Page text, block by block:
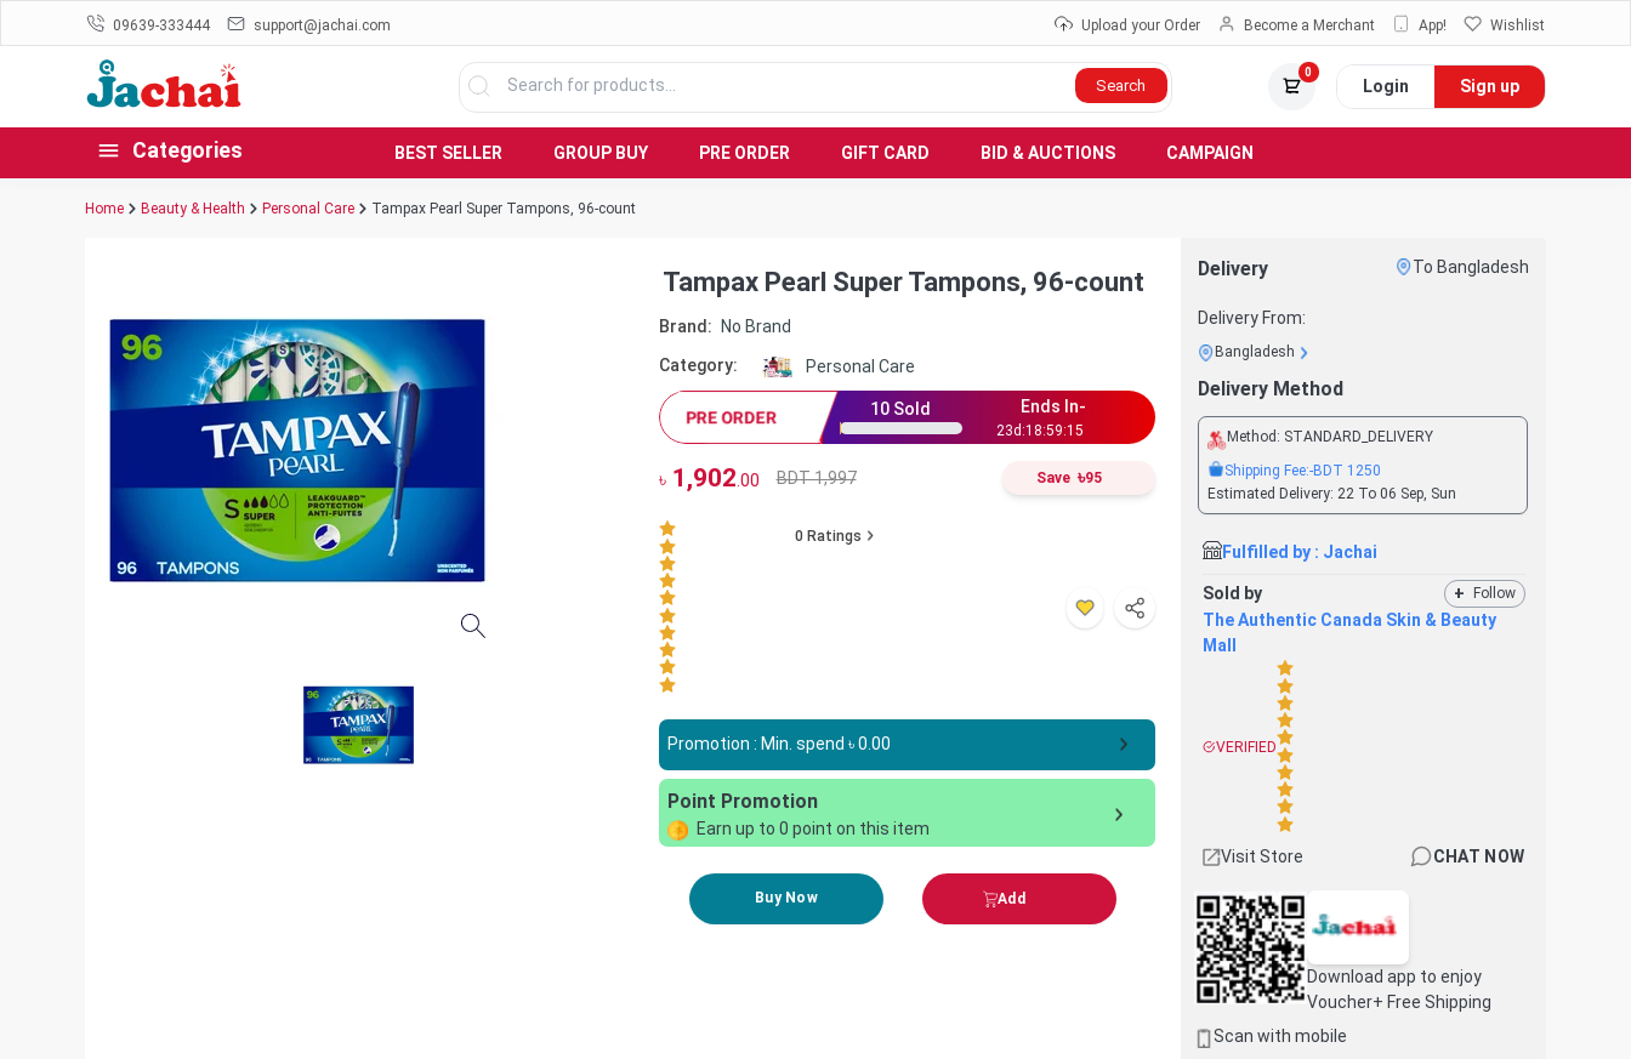
09639-333444 support@jachai.com Upload your Order Become a Merchant App! Wishlist
Search
0
Login Sign up
Categories BEST SELLER GROUP BUY PRE ORDER GIFT CARD BID & AUCTIONS CAMPAIGN
Home Beauty & Health Personal Care Tampax Pearl Super Tampons, 96-count
Tampax Pearl Super Tampons, 96-count
Brand: No Brand
Category: Personal Care
PRE ORDER 10 Sold Ends In-
23d:18:59:14
৳1,902.00 BDT 1,997 Save ৳95
0 Ratings
Promotion : Min. spend ৳0.00
Point Promotion
Earn up to 0 point on this item
Buy Now Add
Delivery To Bangladesh
Delivery From:
Bangladesh
Delivery Method
Method: STANDARD_DELIVERY
Shipping Fee:-BDT 1250
Estimated Delivery: 22 To 06 Sep, Sun
Fulfilled by : Jachai
Sold by + Follow
The Authentic Canada Skin & Beauty
Mall
VERIFIED
Visit Store CHAT NOW
Download app to enjoy
Voucher+ Free Shipping
Scan with mobile